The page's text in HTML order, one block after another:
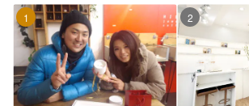
1位